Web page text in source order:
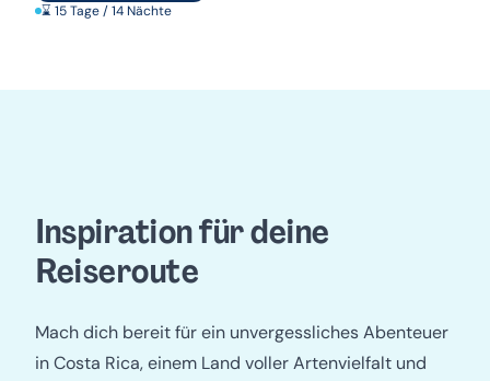
⌛ 15 Tage / 14 Nächte
Inspiration für deine
Reiseroute
Mach dich bereit für ein unvergessliches Abenteuer
in Costa Rica, einem Land voller Artenvielfalt und